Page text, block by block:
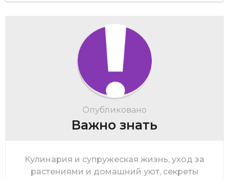
Опубликовано
Важно знать
Кулинария и супружеская жизнь, уход за
растениями и домашний уют, секреты